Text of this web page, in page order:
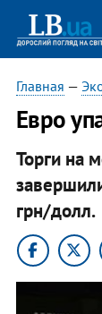
Главная —
​Евро
Торги на
грн/долл.